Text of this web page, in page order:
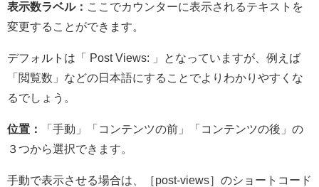
表示数ラベル：
ここでカウンターに表示されるテキストを
変更することができます。
デフォルトは「 Post Views: 」となっていますが、例えば
「閲覧数」などの日本語にすることでよりわかりやすくな
るでしょう。
位置：
「手動」「コンテンツの前」「コンテンツの後」の
３つから選択できます。
手動で表示させる場合は、［post-views］のショートコード